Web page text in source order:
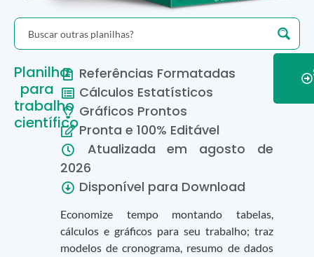
Planilha
para
trabalho
científico
Referências Formatadas
Cálculos Estatísticos
Gráficos Prontos
Pronta e 100% Editável
Atualizada em agosto de
2026
Disponível para Download
Economize tempo montando tabelas,
cálculos e gráficos para seu trabalho; traz
modelos de cronograma, resumo de dados